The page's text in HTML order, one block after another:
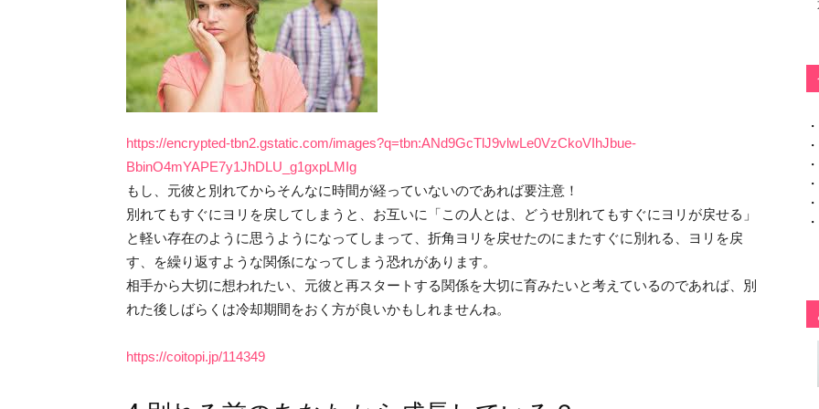
https://encrypted-tbn2.gstatic.com/images?q=tbn:ANd9GcTlJ9vlwLe0VzCkoVIhJbue-
BbinO4mYAPE7y1JhDLU_g1gxpLMIg
もし、元彼と別れてからそんなに時間が経っていないのであれば要注意！
別れてもすぐにヨリを戻してしまうと、お互いに「この人とは、どうせ別れてもすぐにヨリが戻せる」
と軽い存在のように思うようになってしまって、折角ヨリを戻せたのにまたすぐに別れる、ヨリを戻
す、を繰り返すような関係になってしまう恐れがあります。
相手から大切に想われたい、元彼と再スタートする関係を大切に育みたいと考えているのであれば、別
れた後しばらくは冷却期間をおく方が良いかもしれませんね。
https://coitopi.jp/114349
・
・
・
・
・
・